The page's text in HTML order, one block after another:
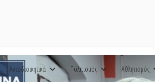
Αυτοδιοικητικά Πολιτισμός Αθλητισμός